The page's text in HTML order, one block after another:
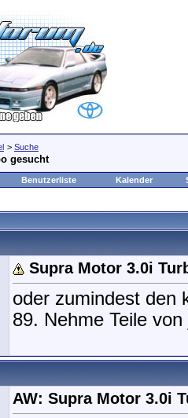
> Suche
gesucht
Benutzerliste Kalender
Supra Motor 3.0i
oder zumindest den
89. Nehme Teile
AW: Supra Motor 3.0i